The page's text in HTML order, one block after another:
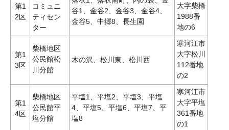
第1
2区
コミュニ
ティセン
ター
谷1、金谷2、金谷3、金谷4、
金谷5、中郷8、長生園
大字柴橋
1988番
地の6
第1
3区
柴橋地区
公民館松
川分館
木の沢、松川東、松川西
寒河江市
大字松川
112番地
の2
第1
4区
柴橋地区
公民館平
塩分館
平塩1、平塩2、平塩3、平塩
4、平塩5、平塩6、平塩7、平
塩8
寒河江市
大字平塩
361番地
の1